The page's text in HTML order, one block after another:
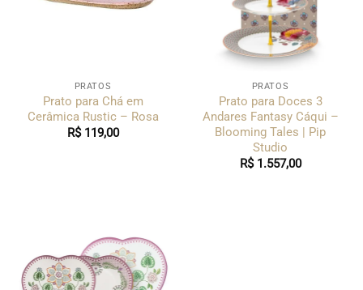
PRATOS
Prato para Chá em
Cerâmica Rustic – Rosa
R$119,00
PRATOS
Prato para Doces 3
Andares Fantasy Cáqui –
Blooming Tales | Pip
Studio
R$1.557,00